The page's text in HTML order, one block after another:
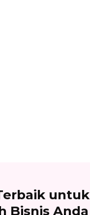
untuk
Bisnis Anda